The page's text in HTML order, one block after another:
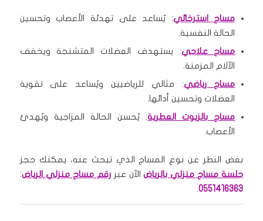
مساج استرخائي: يُساعد على تهدئة الأعصاب وتحسين
الحالة النفسية.
مساج علاجي: يستهدف العضلات المتشنجة ويخفف
الآلام المزمنة.
مساج رياضي: مثالي للرياضيين ويُساعد على تقوية
العضلات وتحسين أدائها.
مساج بالزيوت العطرية: يُحسن الحالة المزاجية ويُهدئ
الأعصاب.
بغض النظر عن نوع المساج الذي تبحث عنه، يمكنك حجز
جلسة مساج منزلي بالرياضالآن عبررقم مساج منزلي الرياض:
0551416363
.